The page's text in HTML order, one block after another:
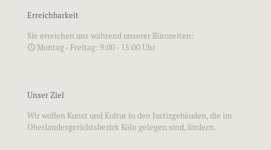
Erreichbarkeit
Sie erreichen uns während unserer Bürozeiten:
Montag - Freitag: 9:00 - 15:00 Uhr
Unser Ziel
Wir wollen Kunst und Kultur in den Justizgebäuden, die im
Oberlandesgerichtsbezirk Köln gelegen sind, fördern.